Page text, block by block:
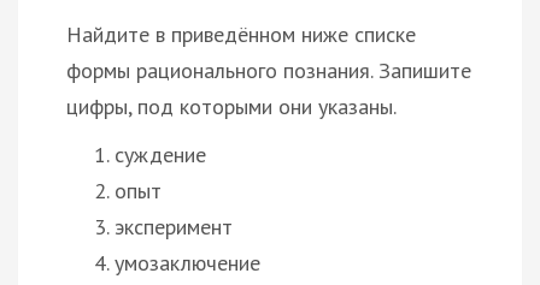
Найдите в приведённом ниже списке
формы рационального познания. Запишите
цифры, под которыми они указаны.
суждение
опыт
эксперимент
умозаключение